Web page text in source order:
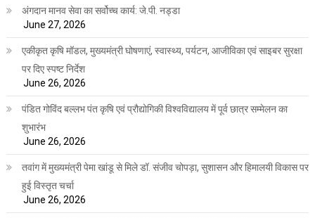
अंगदान मानव सेवा का सर्वोच्च कार्य: जे.पी. नड्डा
June 27, 2026
एकीकृत कृषि मॉडल, मुख्यमंत्री घोषणाएं, स्वास्थ्य, पर्यटन, आजीविका एवं साइबर सुरक्षा
पर दिए स्पष्ट निर्देश
June 26, 2026
पंडित गोविंद बल्लभ पंत कृषि एवं प्रौद्योगिकी विश्वविद्यालय में पूर्व छात्र सम्मेलन का
शुभारंभ
June 26, 2026
तवांग में मुख्यमंत्री पेमा खांडू से मिले डॉ. संजीव चोपड़ा, सुशासन और हिमालयी विकास पर
हुई विस्तृत चर्चा
June 26, 2026